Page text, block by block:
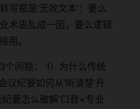
写都是‘无效文本’：要么
术语乱成一团，要么逻辑
用。
个问题： 1）为什么传统
纪要如何从‘听清楚’升
要怎么破解‘口音+专业